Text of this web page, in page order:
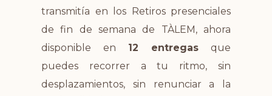
transmitía en los Retiros presenciales
de fin de semana de TÀLEM, ahora
disponible en 12 entregas que
puedes recorrer a tu ritmo, sin
desplazamientos, sin renunciar a la